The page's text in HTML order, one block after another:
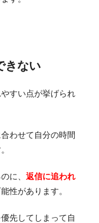
きない
すい点が挙げられ
わせて自分の時間
に、 返信に追われ
性があります。
先してしまって自